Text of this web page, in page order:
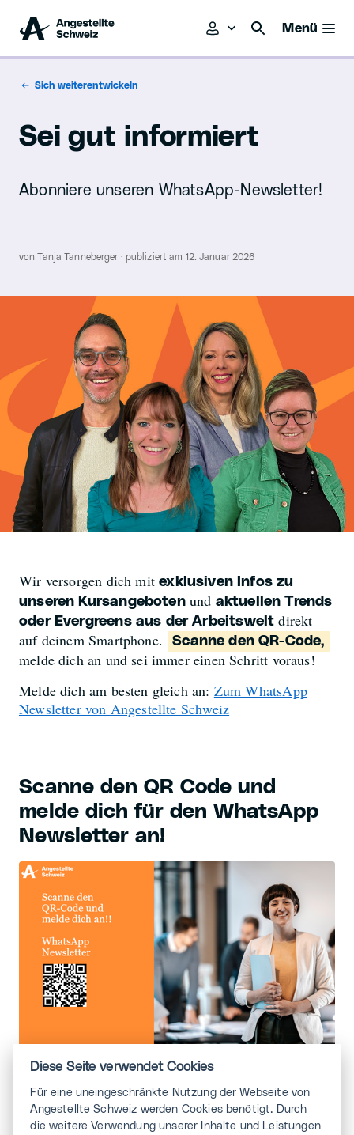
Menü
Sich weiterentwickeln
Sei gut informiert
Abonniere unseren WhatsApp-Newsletter!
von Tanja Tanneberger · publiziert am 12. Januar 2026
Wir versorgen dich mitexklusiven Infos zu
unseren Kursangebotenund aktuellen Trends
oder Evergreens aus der Arbeitsweltdirekt
auf deinem Smartphone.
Scanne den QR-Code,
melde dich an und sei immer einen Schritt voraus!
Melde dich am besten gleich an: Zum WhatsApp
Newsletter von Angestellte Schweiz
Scanne den QR Code und
melde dich für den WhatsApp
Newsletter an!
Autor:in
Diese Seite verwendet Cookies
Für eine uneingeschränkte Nutzung der Webseite von
Angestellte Schweiz werden Cookies benötigt. Durch
die weitere Verwendung unserer Inhalte und Leistungen